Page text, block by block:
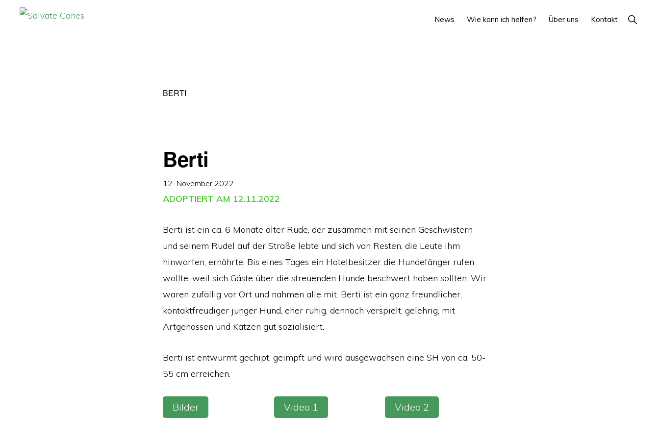
News Wie kann ich helfen? Über uns Kontakt Show
Search
BERTI
Berti
12. November 2022
ADOPTIERT AM 12.11.2022
Berti ist ein ca. 6 Monate alter Rüde, der zusammen mit seinen Geschwistern
und seinem Rudel auf der Straße lebte und sich von Resten, die Leute ihm
hinwarfen, ernährte. Bis eines Tages ein Hotelbesitzer die Hundefänger rufen
wollte, weil sich Gäste über die streuenden Hunde beschwert haben sollten. Wir
waren zufällig vor Ort und nahmen alle mit. Berti ist ein ganz freundlicher,
kontaktfreudiger junger Hund, eher ruhig, dennoch verspielt, gelehrig, mit
Artgenossen und Katzen gut sozialisiert.
Berti ist entwurmt gechipt, geimpft und wird ausgewachsen eine SH von ca. 50-
55 cm erreichen.
Bilder Video 1 Video 2